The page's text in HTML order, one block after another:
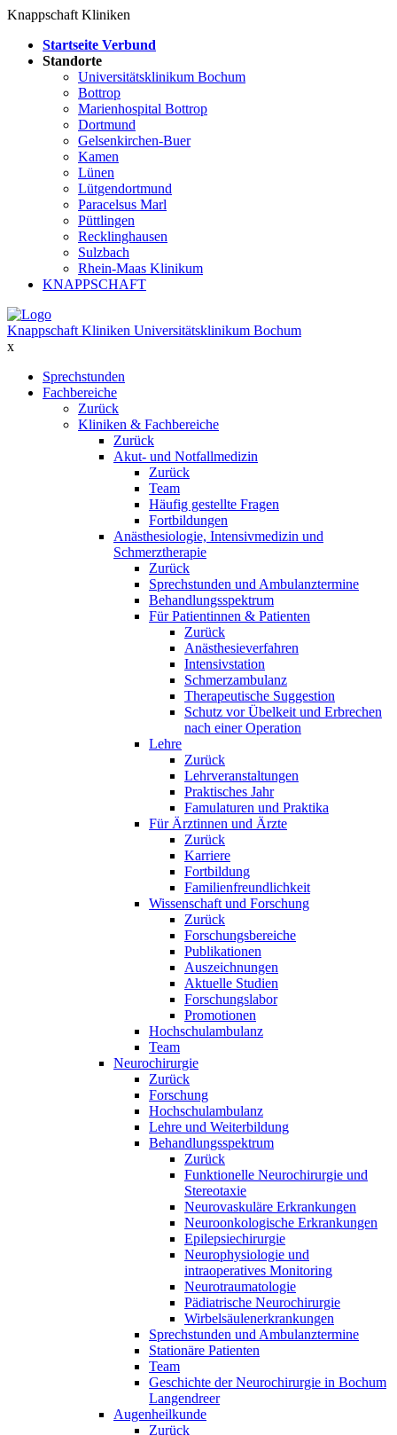
Knappschaft Kliniken
Startseite Verbund
Standorte
Universitätsklinikum Bochum
Bottrop
Marienhospital Bottrop
Dortmund
Gelsenkirchen-Buer
Kamen
Lünen
Lütgendortmund
Paracelsus Marl
Püttlingen
Recklinghausen
Sulzbach
Rhein-Maas Klinikum
KNAPPSCHAFT
Knappschaft Kliniken Universitätsklinikum Bochum
x
Sprechstunden
Fachbereiche
Zurück
Kliniken & Fachbereiche
Zurück
Akut- und Notfallmedizin
Zurück
Team
Häufig gestellte Fragen
Fortbildungen
Anästhesiologie, Intensivmedizin und
Schmerztherapie
Zurück
Sprechstunden und Ambulanztermine
Behandlungsspektrum
Für Patientinnen & Patienten
Zurück
Anästhesieverfahren
Intensivstation
Schmerzambulanz
Therapeutische Suggestion
Schutz vor Übelkeit und Erbrechen
nach einer Operation
Lehre
Zurück
Lehrveranstaltungen
Praktisches Jahr
Famulaturen und Praktika
Für Ärztinnen und Ärzte
Zurück
Karriere
Fortbildung
Familienfreundlichkeit
Wissenschaft und Forschung
Zurück
Forschungsbereiche
Publikationen
Auszeichnungen
Aktuelle Studien
Forschungslabor
Promotionen
Hochschulambulanz
Team
Neurochirurgie
Zurück
Forschung
Hochschulambulanz
Lehre und Weiterbildung
Behandlungsspektrum
Zurück
Funktionelle Neurochirurgie und
Stereotaxie
Neurovaskuläre Erkrankungen
Neuroonkologische Erkrankungen
Epilepsiechirurgie
Neurophysiologie und
intraoperatives Monitoring
Neurotraumatologie
Pädiatrische Neurochirurgie
Wirbelsäulenerkrankungen
Sprechstunden und Ambulanztermine
Stationäre Patienten
Team
Geschichte der Neurochirurgie in Bochum
Langendreer
Augenheilkunde
Zurück